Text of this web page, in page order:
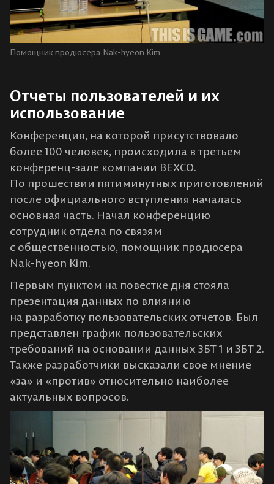
Помощник продюсера Nak-hyeon Kim
Отчеты пользователей и их
использование
Конференция, на которой присутствовало
более 100 человек, происходила в третьем
конференц-зале компании BEXCO.
По прошествии пятиминутных приготовлений
после официального вступления началась
основная часть. Начал конференцию
сотрудник отдела по связям
с общественностью, помощник продюсера
Nak-hyeon Kim.
Первым пунктом на повестке дня стояла
презентация данных по влиянию
на разработку пользовательских отчетов. Был
представлен график пользовательских
требований на основании данных ЗБТ 1 и ЗБТ 2.
Также разработчики высказали свое мнение
«за» и «против» относительно наиболее
актуальных вопросов.